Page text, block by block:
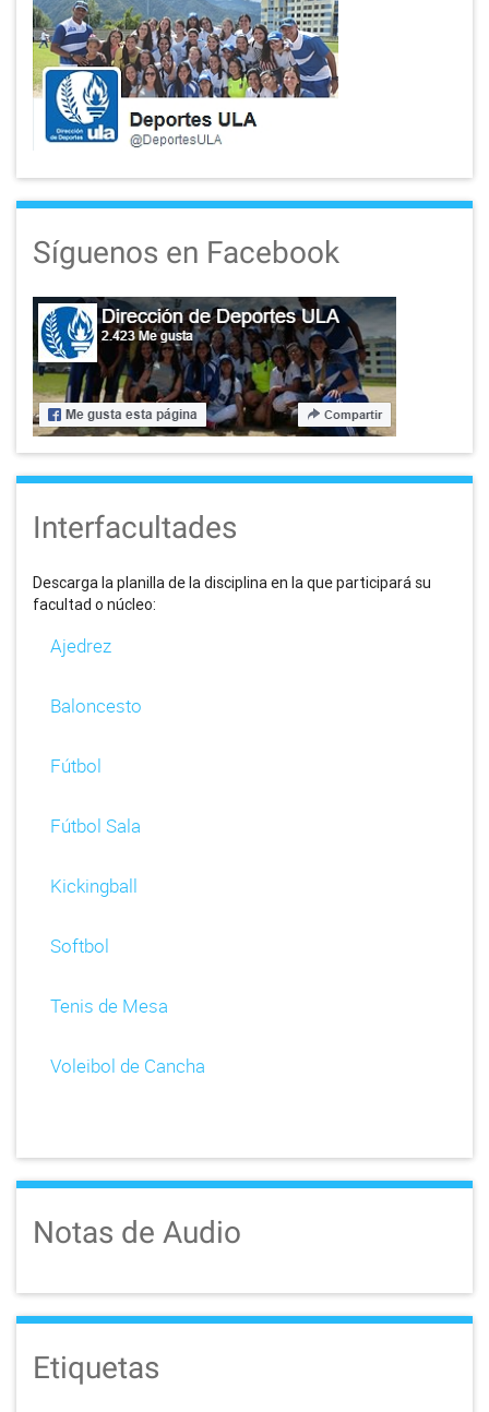
Síguenos en Facebook
Interfacultades
Descarga la planilla de la disciplina en la que participará su
facultad o núcleo:
Ajedrez
Baloncesto
Fútbol
Fútbol Sala
Kickingball
Softbol
Tenis de Mesa
Voleibol de Cancha
Notas de Audio
Etiquetas